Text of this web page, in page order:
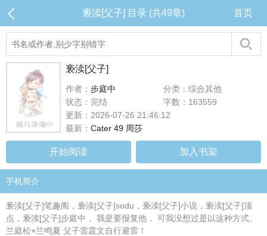
亵渎[父子] 目录 (共49章) 首页
亵渎[父子]
作者： 步庭中
分类：综合其他
状态：完结
字数：163559
更新：2026-07-26 21:46:12
最新： Cater 49 周莎
开始阅读 加入书架
手机简介
亵渎[父子]笔趣阁，亵渎[父子]sodu，亵渎[父子]小说，亵渎[父子]顶
点，亵渎[父子]步庭中， 我是要报复他， 可我没想过是以这种方式。
兰庭松×兰鸣夏 父子雷霆文自行避雷！